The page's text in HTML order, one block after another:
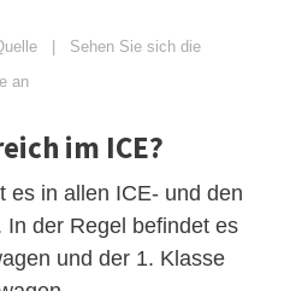
Sehen Sie sich die
an
im ICE?
es in allen ICE- und den
der Regel befindet es
und der 1. Klasse